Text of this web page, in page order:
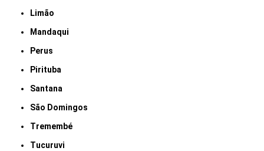
Limão
Mandaqui
Perus
Pirituba
Santana
São Domingos
Tremembé
Tucuruvi